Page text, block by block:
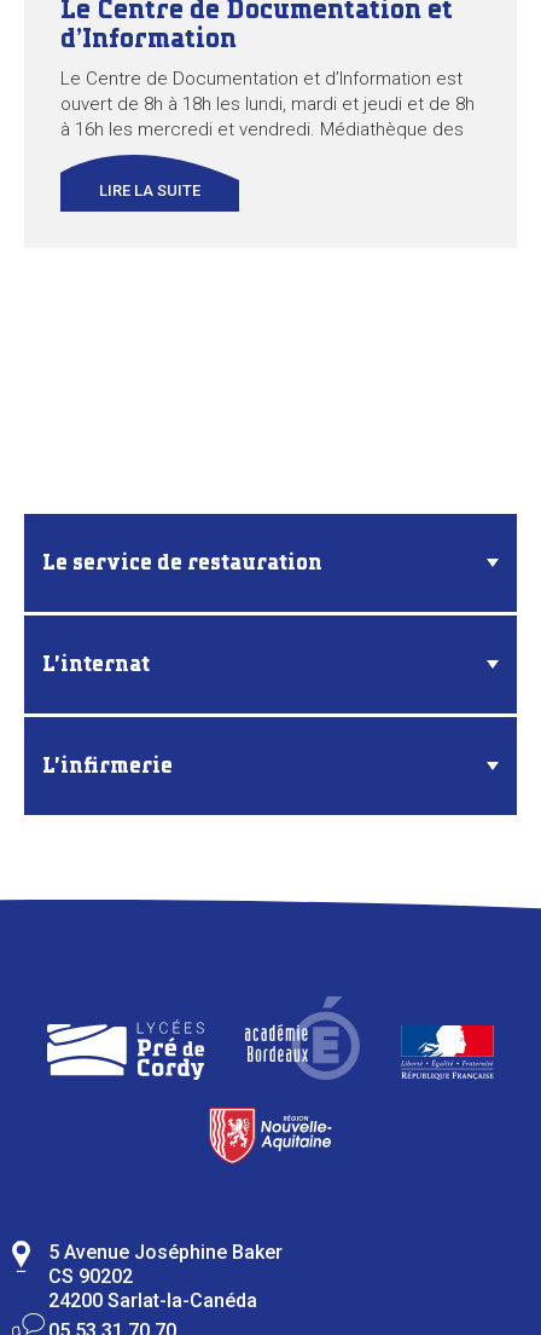
Le Centre de Documentation et
d’Information
Le Centre de Documentation et d’Information est
ouvert de 8h à 18h les lundi, mardi et jeudi et de 8h
à 16h les mercredi et vendredi. Médiathèque des
lycées, il dispose aussi de 12 ordinateurs en accès
libre pour les élèves.
LIRE LA SUITE
Le service de restauration
L'internat
L'infirmerie
5 Avenue Joséphine Baker
CS 90202
24200 Sarlat-la-Canéda